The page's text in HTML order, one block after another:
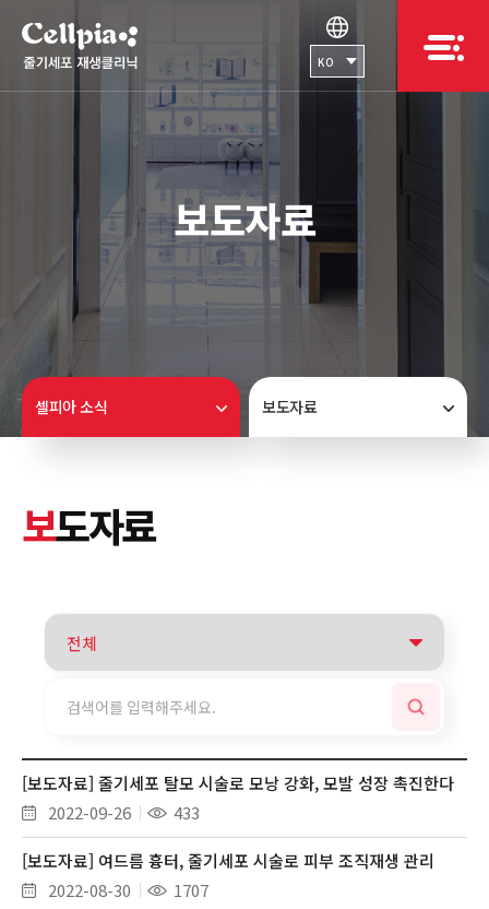
KO
보도자료
셀피아 소식 보도자료
보도자료
[보도자료] 줄기세포 탈모 시술로 모낭 강화, 모발 성장 촉진한다
2022-09-26
433
[보도자료] 여드름 흉터, 줄기세포 시술로 피부 조직재생 관리
2022-08-30
1707